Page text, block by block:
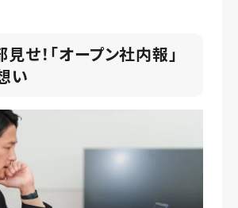
せ！「オープン社内報」
い